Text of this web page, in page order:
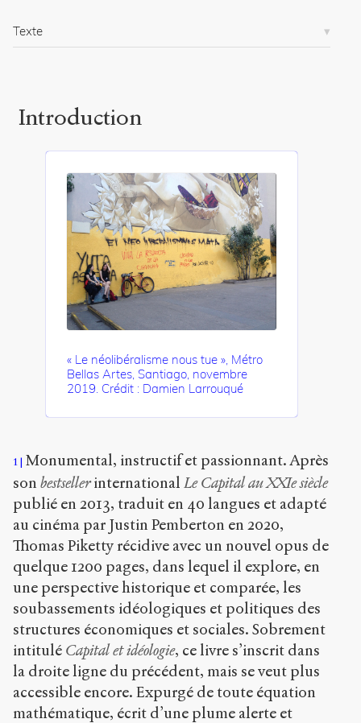
i
c
/
Copier la
Chicago
référence
Bibtex
Creative
Commons
Attribution-
NonCommercial-
ShareAlike 4.0
International
(CC BY-NC-SA
4.0)
Accéder
à la
version
PDF
Texte
Introduction
« Le néolibéralisme nous tue », Métro
Bellas Artes, Santiago, novembre
2019. Crédit : Damien Larrouqué
1 Monumental, instructif et passionnant. Après
son bestsellerinternational Le Capital au XXIesiècle
publié en 2013, traduit en 40 langues et adapté
au cinéma par Justin Pemberton en 2020,
Thomas Piketty récidive avec un nouvel opus de
quelque 1200 pages, dans lequel il explore, en
une perspective historique et comparée, les
soubassements idéologiques et politiques des
structures économiques et sociales. Sobrement
intitulé Capital et idéologie, ce livre s’inscrit dans
la droite ligne du précédent, mais se veut plus
accessible encore. Expurgé de toute équation
mathématique, écrit d’une plume alerte et